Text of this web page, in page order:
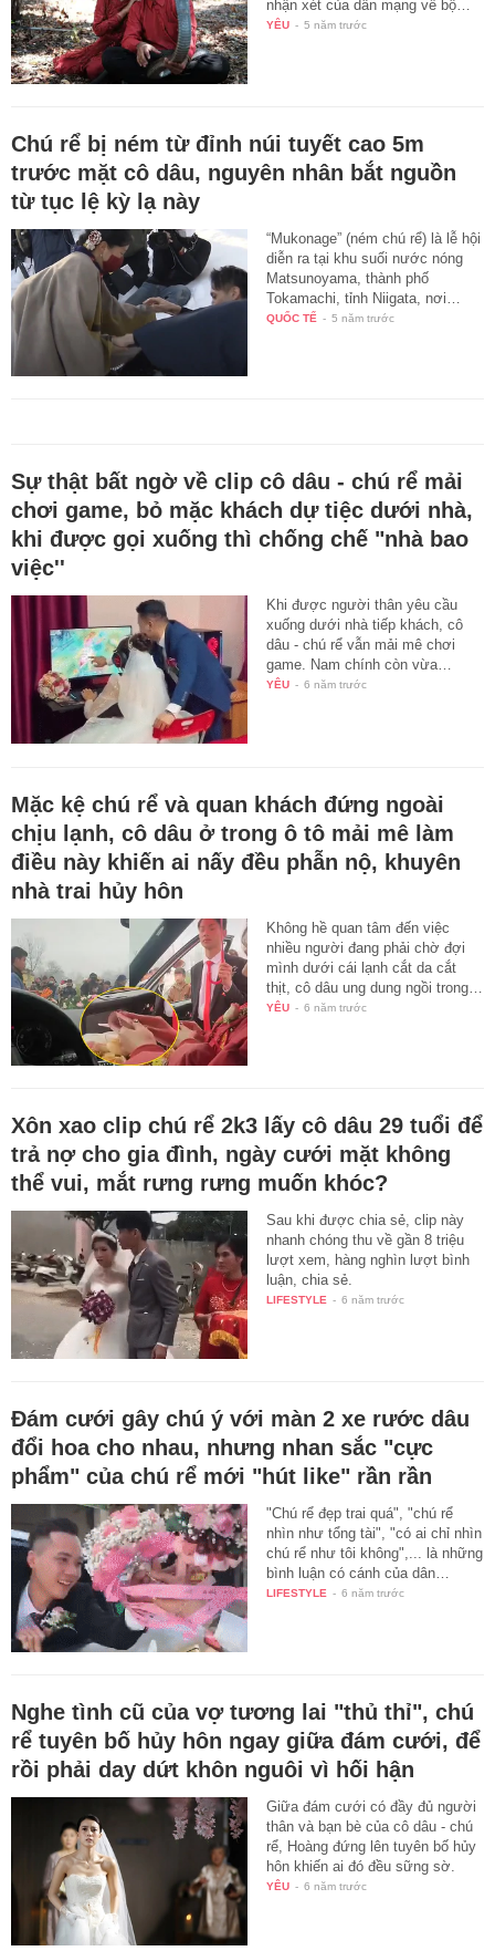
nhận xét của dân mạng về bộ…
YÊU - 5 năm trước
Chú rể bị ném từ đỉnh núi tuyết cao 5m
trước mặt cô dâu, nguyên nhân bắt nguồn
từ tục lệ kỳ lạ này
“Mukonage” (ném chú rể) là lễ hội
diễn ra tại khu suối nước nóng
Matsunoyama, thành phố
Tokamachi, tỉnh Niigata, nơi…
QUỐC TẾ - 5 năm trước
Sự thật bất ngờ về clip cô dâu - chú rể mải
chơi game, bỏ mặc khách dự tiệc dưới nhà,
khi được gọi xuống thì chống chế "nhà bao
việc''
Khi được người thân yêu cầu
xuống dưới nhà tiếp khách, cô
dâu - chú rể vẫn mải mê chơi
game. Nam chính còn vừa…
YÊU - 6 năm trước
Mặc kệ chú rể và quan khách đứng ngoài
chịu lạnh, cô dâu ở trong ô tô mải mê làm
điều này khiến ai nấy đều phẫn nộ, khuyên
nhà trai hủy hôn
Không hề quan tâm đến việc
nhiều người đang phải chờ đợi
mình dưới cái lạnh cắt da cắt
thịt, cô dâu ung dung ngồi trong…
YÊU - 6 năm trước
Xôn xao clip chú rể 2k3 lấy cô dâu 29 tuổi để
trả nợ cho gia đình, ngày cưới mặt không
thể vui, mắt rưng rưng muốn khóc?
Sau khi được chia sẻ, clip này
nhanh chóng thu về gần 8 triệu
lượt xem, hàng nghìn lượt bình
luận, chia sẻ.
LIFESTYLE - 6 năm trước
Đám cưới gây chú ý với màn 2 xe rước dâu
đổi hoa cho nhau, nhưng nhan sắc "cực
phẩm" của chú rể mới "hút like" rần rần
"Chú rể đẹp trai quá", "chú rể
nhìn như tổng tài", "có ai chỉ nhìn
chú rể như tôi không",... là những
bình luận có cánh của dân…
LIFESTYLE - 6 năm trước
Nghe tình cũ của vợ tương lai "thủ thỉ", chú
rể tuyên bố hủy hôn ngay giữa đám cưới, để
rồi phải day dứt khôn nguôi vì hối hận
Giữa đám cưới có đầy đủ người
thân và bạn bè của cô dâu - chú
rể, Hoàng đứng lên tuyên bố hủy
hôn khiến ai đó đều sững sờ.
YÊU - 6 năm trước